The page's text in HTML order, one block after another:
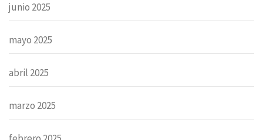
junio 2025
mayo 2025
abril 2025
marzo 2025